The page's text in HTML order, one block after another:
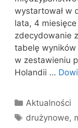
wystartował w
lata, 4
zdecydowanie
tabelę
w zestawieniu
Holandii …
Kategorie
Aktualności
Tagi
drużynowe,